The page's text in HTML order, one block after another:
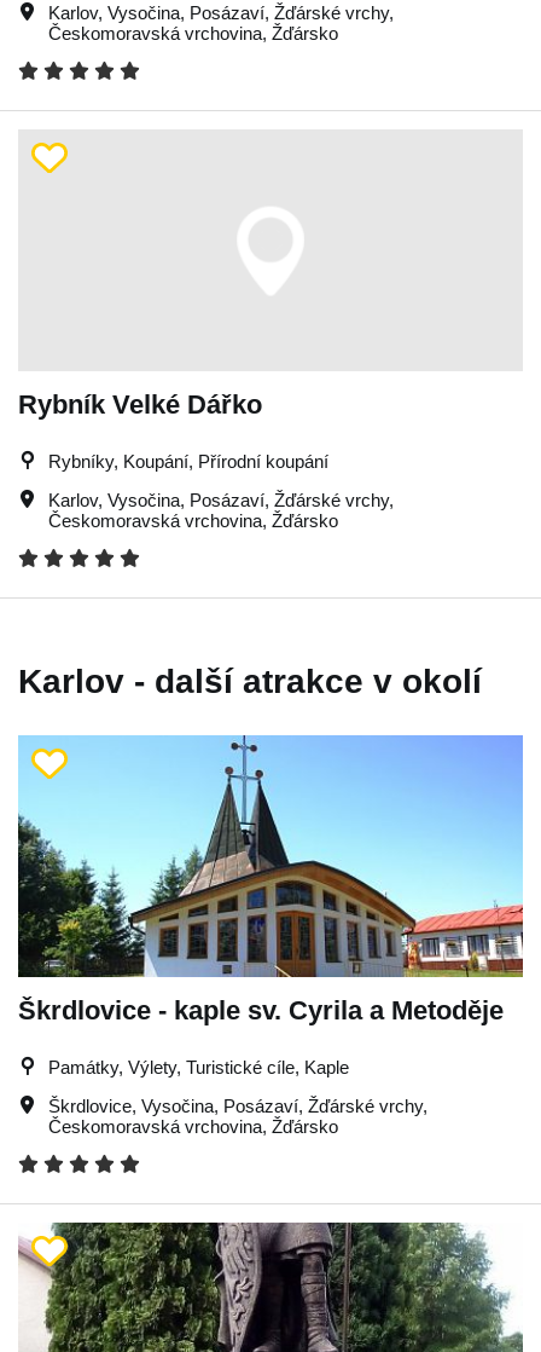
Karlov, Vysočina, Posázaví, Žďárské vrchy,
Českomoravská vrchovina, Žďársko
Rybník Velké Dářko
Rybníky, Koupání, Přírodní koupání
Karlov, Vysočina, Posázaví, Žďárské vrchy,
Českomoravská vrchovina, Žďársko
Karlov - další atrakce v okolí
Škrdlovice - kaple sv. Cyrila a Metoděje
Památky, Výlety, Turistické cíle, Kaple
Škrdlovice, Vysočina, Posázaví, Žďárské vrchy,
Českomoravská vrchovina, Žďársko